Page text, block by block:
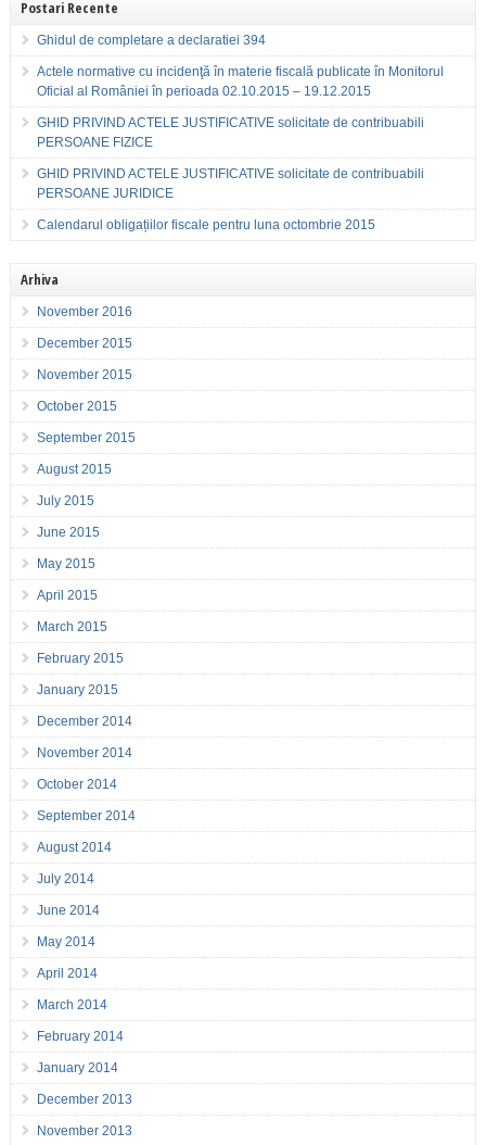
Postari Recente
Ghidul de completare a declaratiei 394
Actele normative cu incidenţă în materie fiscală publicate în Monitorul
Oficial al României în perioada 02.10.2015 – 19.12.2015
GHID PRIVIND ACTELE JUSTIFICATIVE solicitate de contribuabili
PERSOANE FIZICE
GHID PRIVIND ACTELE JUSTIFICATIVE solicitate de contribuabili
PERSOANE JURIDICE
Calendarul obligațiilor fiscale pentru luna octombrie 2015
Arhiva
November 2016
December 2015
November 2015
October 2015
September 2015
August 2015
July 2015
June 2015
May 2015
April 2015
March 2015
February 2015
January 2015
December 2014
November 2014
October 2014
September 2014
August 2014
July 2014
June 2014
May 2014
April 2014
March 2014
February 2014
January 2014
December 2013
November 2013